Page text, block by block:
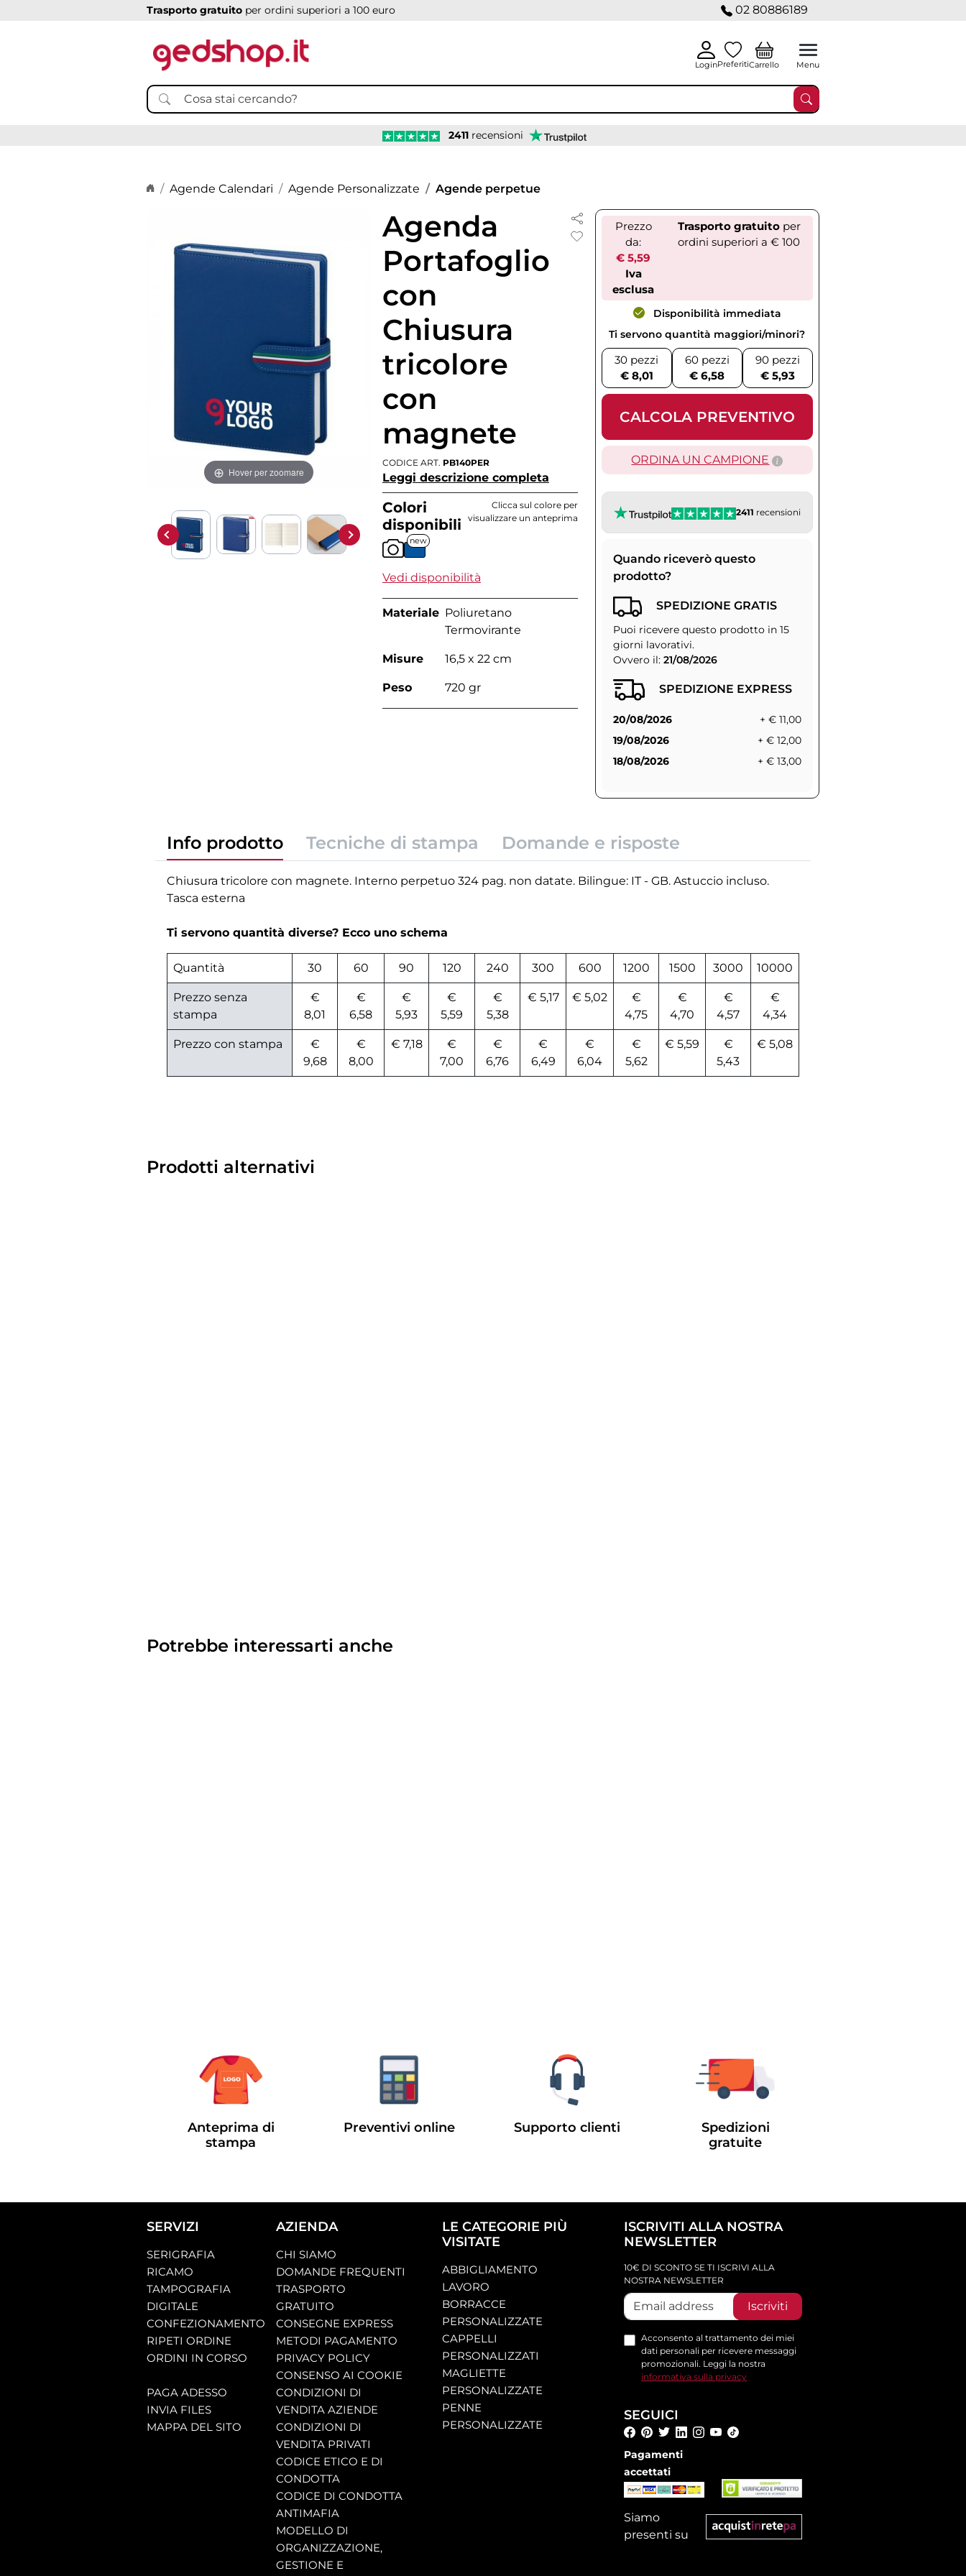
Trasporto gratuito per ordini superiori a 100 euro 02 80886189
LoginPreferitiCarrello Menu
2411 recensioni
Home page
Agende Calendari Agende Personalizzate Agende perpetue
Hover per zoomare
Agenda
Portafoglio
con
Chiusura
tricolore
con
magnete
CODICE ART. PB140PER
Leggi descrizione completa
Colori
disponibili
Clicca sul colore per
visualizzare un anteprima
new
Vedi disponibilità
Materiale Poliuretano
Termovirante
Misure 16,5 x 22 cm
Peso 720 gr
Prezzo
da:
€ 5,59
Iva
esclusa
Trasporto gratuitoper
ordini superiori a € 100
Disponibilità immediata
Ti servono quantità maggiori/minori?
30 pezzi
€ 8,01
60 pezzi
€ 6,58
90 pezzi
€ 5,93
CALCOLA PREVENTIVO
ORDINA UN CAMPIONE
2411 recensioni
Quando riceverò questo
prodotto?
SPEDIZIONE GRATIS
Puoi ricevere questo prodotto in 15
giorni lavorativi.
Ovvero il: 21/08/2026
SPEDIZIONE EXPRESS
20/08/2026
+ € 11,00
19/08/2026
+ € 12,00
18/08/2026
+ € 13,00
Info prodotto Tecniche di stampa Domande e risposte
Chiusura tricolore con magnete. Interno perpetuo 324 pag. non datate. Bilingue: IT - GB. Astuccio incluso.
Tasca esterna
Ti servono quantità diverse? Ecco uno schema
Quantità 30 60 90 120 240 300 600 1200 1500 3000 10000
Prezzo senza
stampa
€
8,01
€
6,58
€
5,93
€
5,59
€
5,38
€ 5,17 € 5,02
€
4,75
€
4,70
€
4,57
€
4,34
Prezzo con stampa
€
9,68
€
8,00
€ 7,18
€
7,00
€
6,76
€
6,49
€
6,04
€
5,62
€ 5,59
€
5,43
€ 5,08
Prodotti alternativi
Potrebbe interessarti anche
Anteprima di
stampa
Preventivi online Supporto clienti
Spedizioni
gratuite
SERVIZI
SERIGRAFIA
RICAMO
TAMPOGRAFIA
DIGITALE
CONFEZIONAMENTO
RIPETI ORDINE
ORDINI IN CORSO
PAGA ADESSO
INVIA FILES
MAPPA DEL SITO
AZIENDA
CHI SIAMO
DOMANDE FREQUENTI
TRASPORTO
GRATUITO
CONSEGNE EXPRESS
METODI PAGAMENTO
PRIVACY POLICY
CONSENSO AI COOKIE
CONDIZIONI DI
VENDITA AZIENDE
CONDIZIONI DI
VENDITA PRIVATI
CODICE ETICO E DI
CONDOTTA
CODICE DI CONDOTTA
ANTIMAFIA
MODELLO DI
ORGANIZZAZIONE,
GESTIONE E
LE CATEGORIE PIÙ
VISITATE
ABBIGLIAMENTO
LAVORO
BORRACCE
PERSONALIZZATE
CAPPELLI
PERSONALIZZATI
MAGLIETTE
PERSONALIZZATE
PENNE
PERSONALIZZATE
ISCRIVITI ALLA NOSTRA
NEWSLETTER
10€ DI SCONTO SE TI ISCRIVI ALLA
NOSTRA NEWSLETTER
Iscriviti
Acconsento al trattamento dei miei
dati personali per ricevere messaggi
promozionali. Leggi la nostra
informativa sulla privacy
SEGUICI
Pagamenti
accettati
Siamo
presenti su